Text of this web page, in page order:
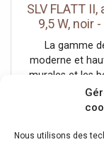
Nous utilisons des
SLV FLATT
9,5 W, noir
La gamme
moderne et
murales et les
les façades et
résistant à
Output